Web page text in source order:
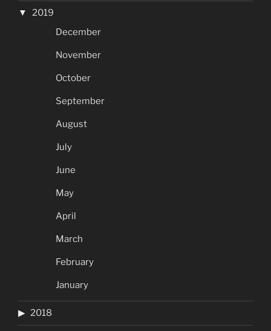
2019
December
November
October
September
August
July
June
May
April
March
February
January
2018